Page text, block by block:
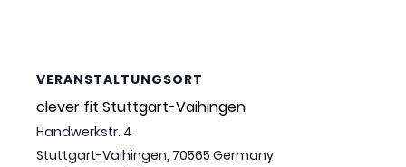
VERANSTALTUNGSORT
clever fit Stuttgart-Vaihingen
Handwerkstr. 4
Stuttgart-Vaihingen, 70565 Germany